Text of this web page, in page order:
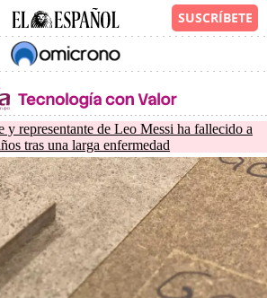
y representante de Leo Messi ha fallecido a
tras una larga enfermedad